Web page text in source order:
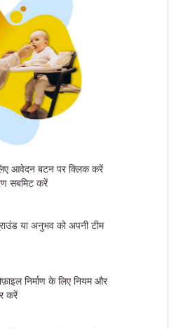
आवेदन बटन पर क्लिक करें
सबमिट करें
या अनुभव को अपनी टीम
निर्माण के लिए नियम और
करें